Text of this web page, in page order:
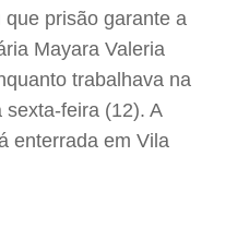
prisão garante a
Mayara Valeria
trabalhava na
feira (12). A
enterrada em Vila